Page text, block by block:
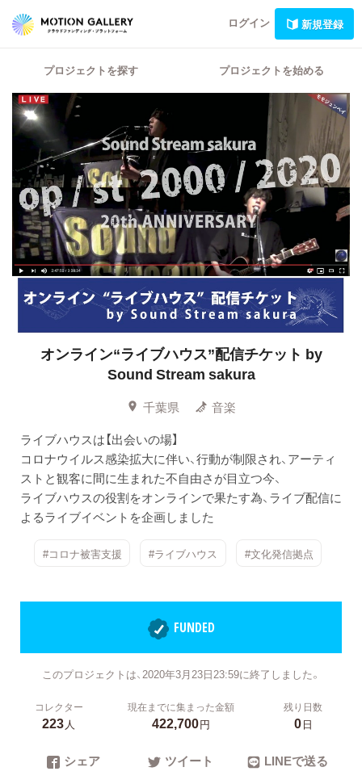
ログイン 新規登録
プロジェクトを探す プロジェクトを始める
オンライン“ライブハウス”配信チケット by
Sound Stream sakura
千葉県
音楽
ライブハウスは【出会いの場】
コロナウイルス感染拡大に伴い、行動が制限され、アーティ
ストと観客に間に生まれた不自由さが目立つ今、
ライブハウスの役割をオンラインで果たす為、ライブ配信に
よるライブイベントを企画しました
#コロナ被害支援 #ライブハウス #文化発信拠点
FUNDED
このプロジェクトは、2020年3月23日23:59に終了しました。
コレクター
223人
現在までに集まった金額
422,700円
残り日数
0日
シェア ツイート LINEで送る